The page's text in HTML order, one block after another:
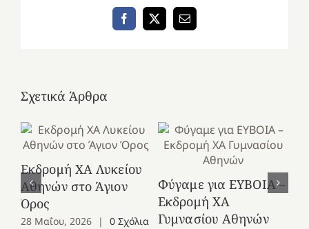
Facebook
X Email
Σχετικά Άρθρα
Εκδρομή ΧΑ Λυκείου
Αθηνών στο Άγιον
Όρος
28 Μαΐου, 2026 | 0 Σχόλια
Φύγαμε για ΕΥΒΟΙΑ –
Εκδρομή ΧΑ
Γυμνασίου Αθηνών